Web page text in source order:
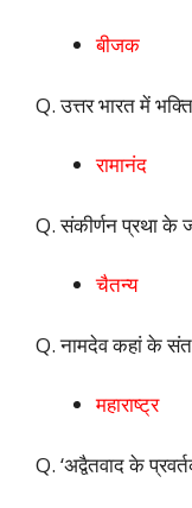
बीजक
Q. उत्तर भारत में
रामानंद
Q. संकीर्णन प्रथा के
चैतन्य
Q. नामदेव कहां के
महाराष्ट्र
Q. ‘अद्वैतवाद के